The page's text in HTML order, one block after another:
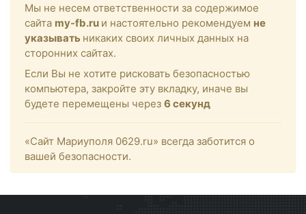
Мы не несем ответственности за содержимое
сайта my-fb.ru и настоятельно рекомендуем не
указывать никаких своих личных данных на
сторонних сайтах.
Если Вы не хотите рисковать безопасностью
компьютера, закройте эту вкладку, иначе вы
будете перемещены через 6 секунд
«Сайт Мариуполя 0629.ru» всегда заботится о
вашей безопасности.